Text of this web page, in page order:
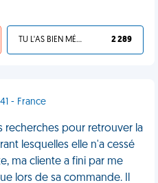
TU L'AS BIEN MÉRITÉ 2 289
- France
recherches pour retrouver la
lesquelles elle n'a cessé
ma cliente a fini par me
lors de sa commande. Il